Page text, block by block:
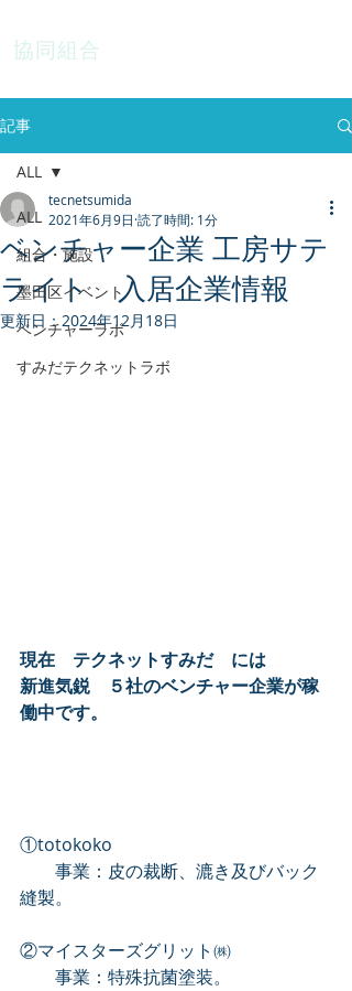
協同組合
記事
ALL
組合・施設
墨田区イベント
ベンチャーラボ
すみだテクネットラボ
ALL
ベンチャー企業 工房サテ
ライト 入居企業情報
tecnetsumida
2021年6月9日 読了時間: 1分
更新日：2024年12月18日
現在　テクネットすみだ　には
新進気鋭　５社のベンチャー企業が稼
働中です。
①totokoko
事業：皮の裁断、漉き及びバック
縫製。
②マイスターズグリット㈱
事業：特殊抗菌塗装。